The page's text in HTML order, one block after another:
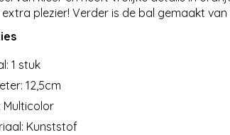
plezier! Verder is de bal gemaakt
1 stuk
12,5cm
Multicolor
Kunststof